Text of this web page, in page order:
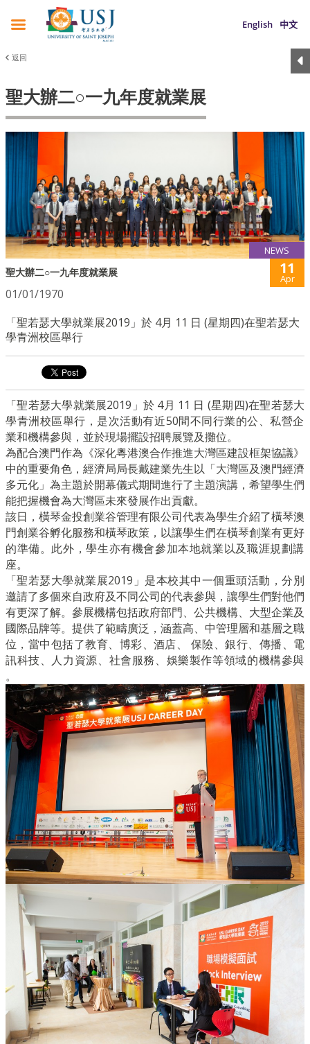
English 中文
返回
聖大辦二○一九年度就業展
NEWS
聖大辦二○一九年度就業展 11
Apr
01/01/1970
「聖若瑟大學就業展2019」於 4月 11 日 (星期四)在聖若瑟大
學青洲校區舉行
「聖若瑟大學就業展2019」於 4月 11 日 (星期四)在聖若瑟大
學青洲校區舉行， 是次活動有近50間不同行業的公、私營企
業和機構參與， 並於現場擺設招聘展覽及攤位。
為配合澳門作為《深化粵港澳合作推進大灣區建設框架協議》
中的重要角色，經濟局局長戴建業先生以「大灣區及澳門經濟
多元化」為主題於開幕儀式期間進行了主題演講， 希望學生們
能把握機會為大灣區未來發展作出貢獻。
該日， 橫琴金投創業谷管理有限公司代表為學生介紹了橫琴澳
門創業谷孵化服務和橫琴政策，以讓學生們在橫琴創業有更好
的準備。此外，學生亦有機會參加本地就業以及職涯規劃講
座。
「聖若瑟大學就業展2019」是本校其中一個重頭活動，分別
邀請了多個來自政府及不同公司的代表參與， 讓學生們對他們
有更深了解。參展機構包括政府部門、公共機構、 大型企業及
國際品牌等。提供了範疇廣泛，涵蓋高、 中管理層和基層之職
位，當中包括了教育、博彩、酒店、 保險、銀行、傳播、電
訊科技、人力資源、社會服務、 娛樂製作等領域的機構參與
。